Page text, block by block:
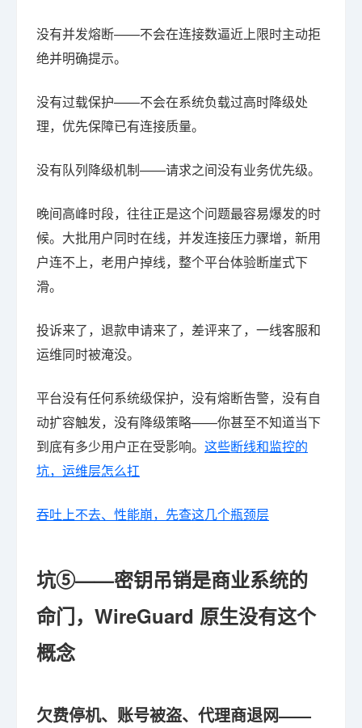
没有并发熔断——不会在连接数逼近上限时主动拒
绝并明确提示。
没有过载保护——不会在系统负载过高时降级处
理，优先保障已有连接质量。
没有队列降级机制——请求之间没有业务优先级。
晚间高峰时段，往往正是这个问题最容易爆发的时
候。大批用户同时在线，并发连接压力骤增，新用
户连不上，老用户掉线，整个平台体验断崖式下
滑。
投诉来了，退款申请来了，差评来了，一线客服和
运维同时被淹没。
平台没有任何系统级保护，没有熔断告警，没有自
动扩容触发，没有降级策略——你甚至不知道当下
到底有多少用户正在受影响。 这些断线和监控的
坑，运维层怎么扛
吞吐上不去、性能崩，先查这几个瓶颈层
坑⑤——密钥吊销是商业系统的
命门，WireGuard 原生没有这个
概念
欠费停机、账号被盗、代理商退网——